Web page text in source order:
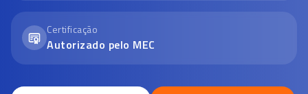
Certificação
Autorizado pelo MEC